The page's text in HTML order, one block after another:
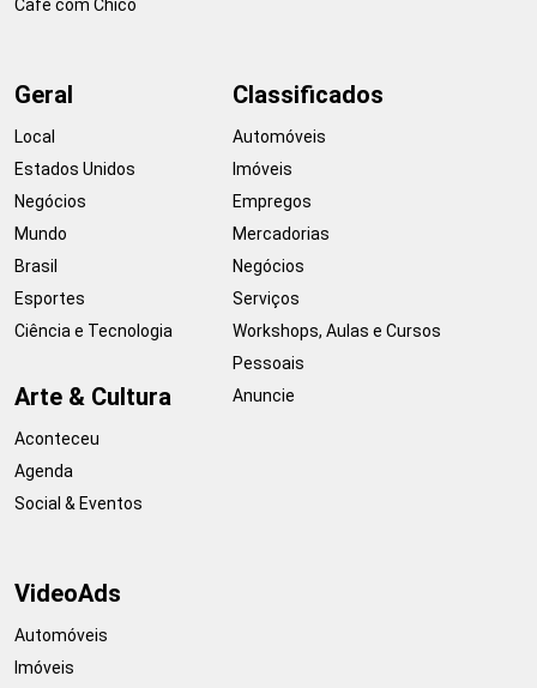
Café com Chico
Geral
Local
Estados Unidos
Negócios
Mundo
Brasil
Esportes
Ciência e Tecnologia
Arte & Cultura
Aconteceu
Agenda
Social & Eventos
Classificados
Automóveis
Imóveis
Empregos
Mercadorias
Negócios
Serviços
Workshops, Aulas e Cursos
Pessoais
Anuncie
VideoAds
Automóveis
Imóveis